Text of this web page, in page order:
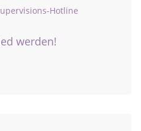
Hotline
werden!